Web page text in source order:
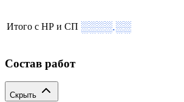
Итого с НР и СП ░░░░.░░
Состав работ
Скрыть